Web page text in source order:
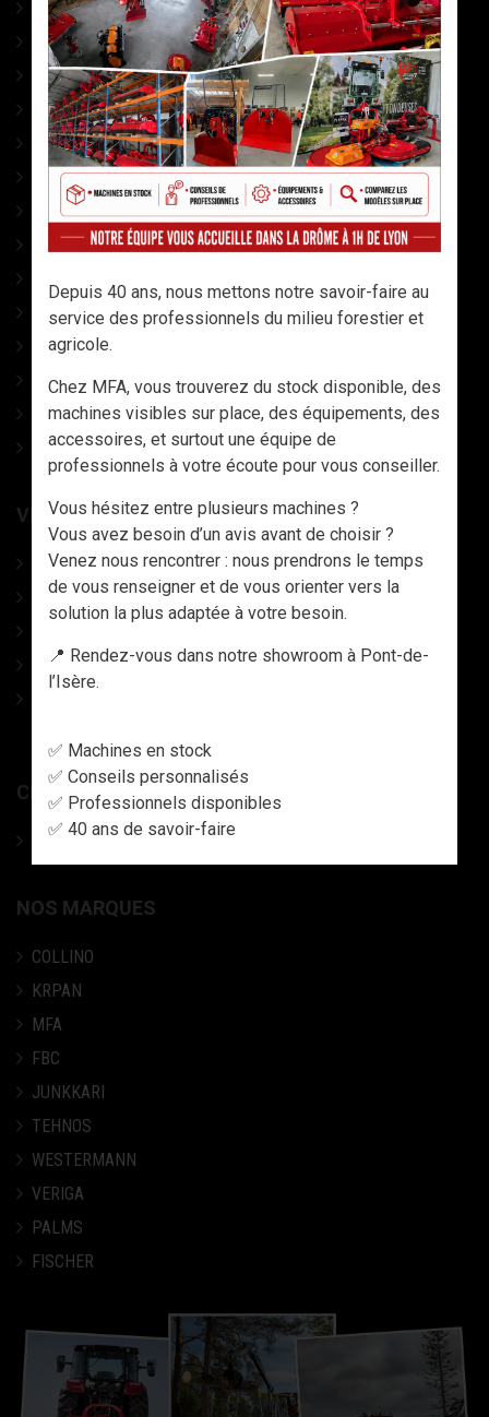
PHARMACIE
CABLES DEBARDAGE
ACCESSOIRES DEBARDAGE
SIGNALISATION
MESURES
MARQUAGE
ELAGAGE
ACCESSOIRES Tronço
CONDITIONNEMENT
ACCESSOIRES DIVERS
OUTILS AVEC MANCHES
LAMES DE SCIES
CATALOGUE
VÊTEMENTS, CHAUSSURES ET EPI
CHAUSSURES
VETEMENTS TRAVAIL & EPI
GANTS & MANCHETTES
CHAINES PNEUS
Chaine pneu / Chaine neige / Tracks
NOS MARQUES
COLLINO
KRPAN
MFA
FBC
JUNKKARI
TEHNOS
WESTERMANN
VERIGA
PALMS
FISCHER
Depuis 40 ans, nous mettons notre savoir-faire au
service des professionnels du milieu forestier et
agricole.
Chez MFA, vous trouverez du stock disponible, des
machines visibles sur place, des équipements, des
accessoires, et surtout une équipe de
professionnels à votre écoute pour vous conseiller.
Vous hésitez entre plusieurs machines ?
Vous avez besoin d’un avis avant de choisir ?
Venez nous rencontrer : nous prendrons le temps
de vous renseigner et de vous orienter vers la
solution la plus adaptée à votre besoin.
📍 Rendez-vous dans notre showroom à Pont-de-
l’Isère.
✅ Machines en stock
✅ Conseils personnalisés
✅ Professionnels disponibles
✅ 40 ans de savoir-faire